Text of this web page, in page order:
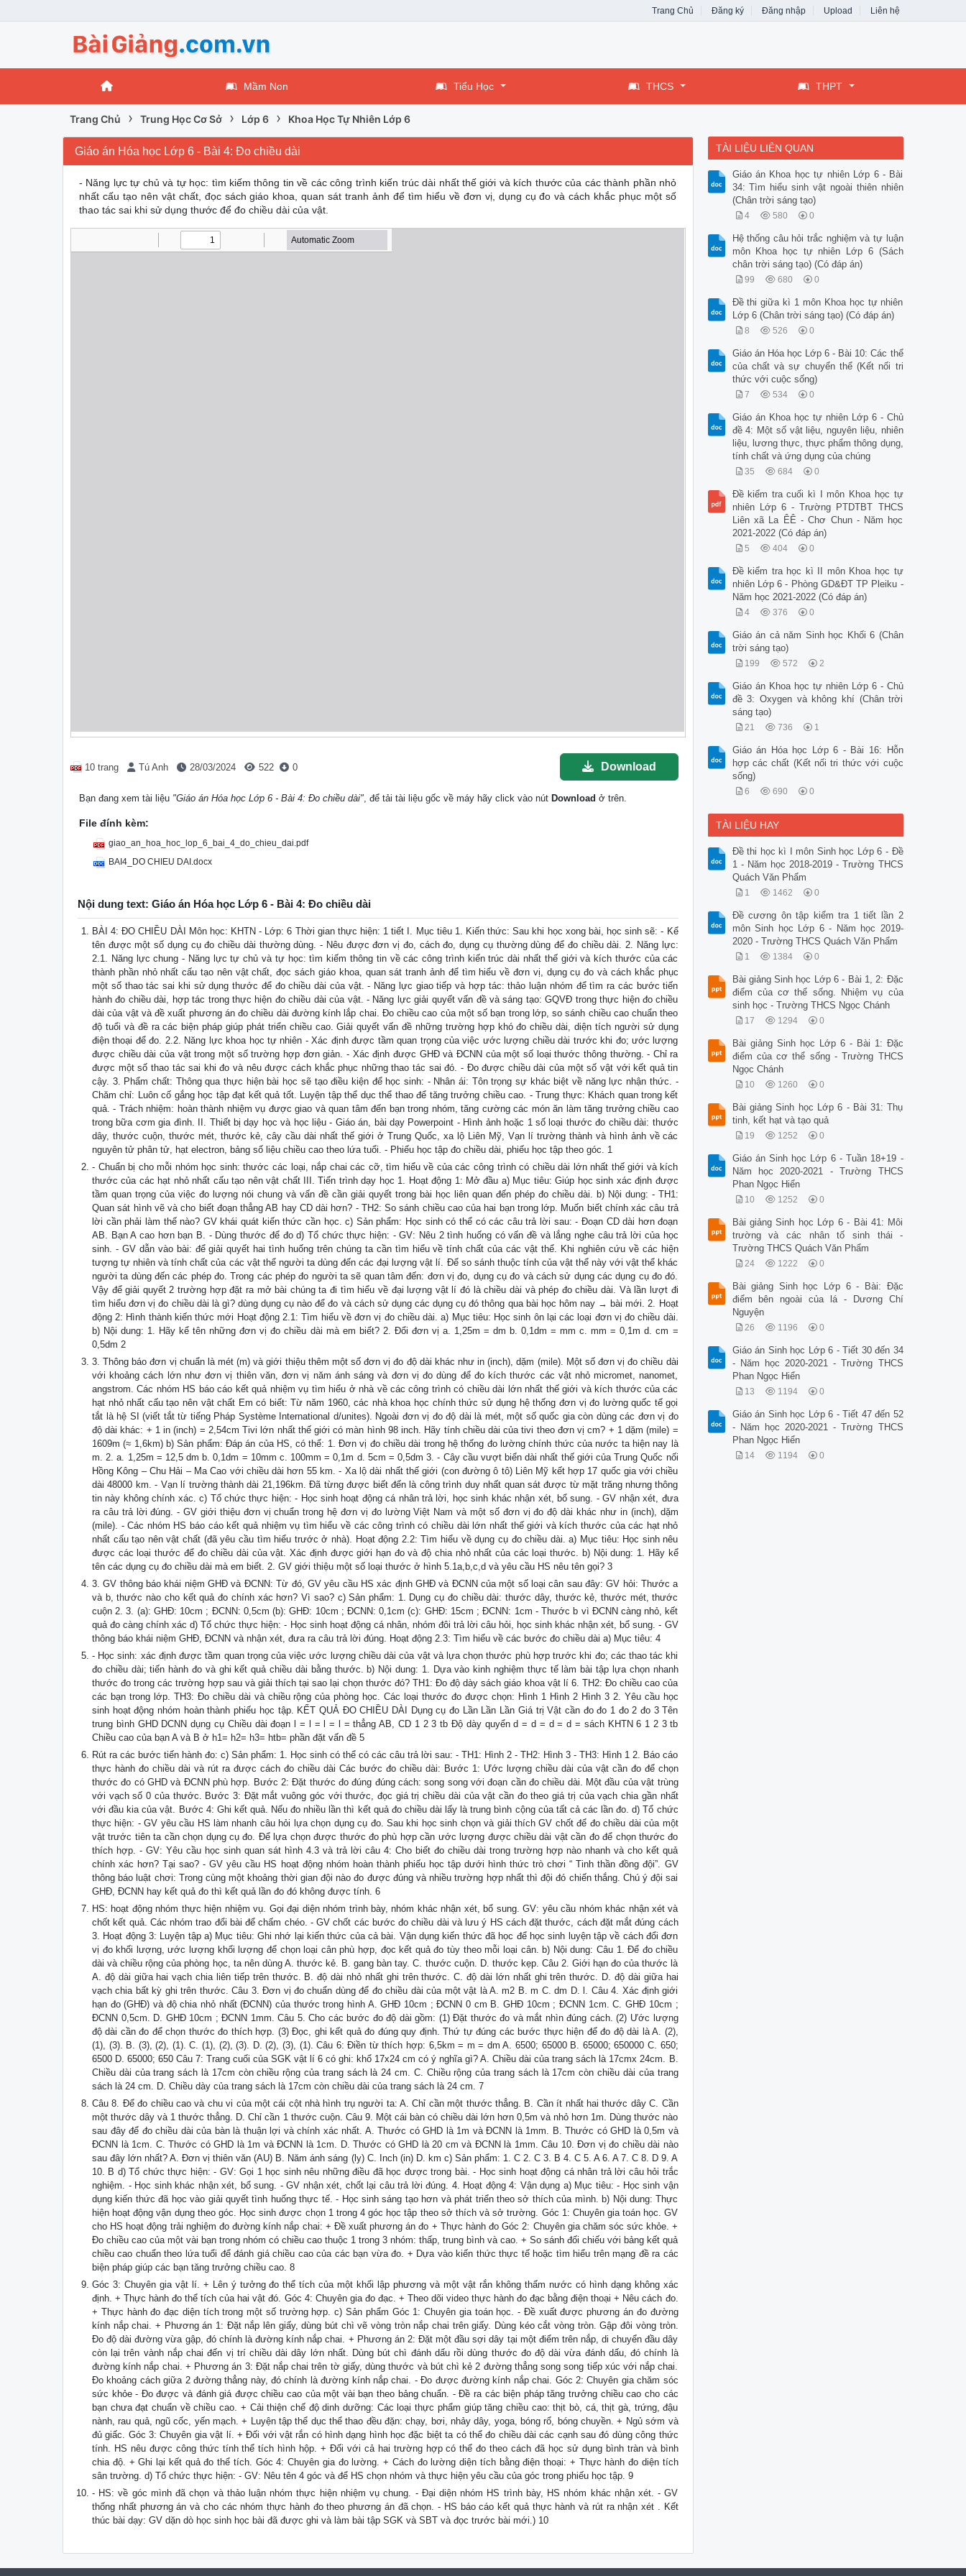
Trang Chủ Đăng ký Đăng nhập Upload Liên hệ
Mầm Non Tiểu Học THCS THPT
Trang Chủ › Trung Học Cơ Sở › Lớp 6 › Khoa Học Tự Nhiên Lớp 6
Giáo án Hóa học Lớp 6 - Bài 4: Đo chiều dài
- Năng lực tự chủ và tự học: tìm kiếm thông tin về các công trình kiến trúc dài nhất thế giới và kích thước của các thành phần nhỏ
nhất cấu tạo nên vật chất, đọc sách giáo khoa, quan sát tranh ảnh để tìm hiểu về đơn vị, dụng cụ đo và cách khắc phục một số
thao tác sai khi sử dụng thước để đo chiều dài của vật.
10 trang Tú Anh 28/03/2024 522 0 Download
Bạn đang xem tài liệu "Giáo án Hóa học Lớp 6 - Bài 4: Đo chiều dài", để tải tài liệu gốc về máy hãy click vào nút Download ở trên.
File đính kèm:
giao_an_hoa_hoc_lop_6_bai_4_do_chieu_dai.pdf
BAI4_DO CHIEU DAI.docx
Nội dung text: Giáo án Hóa học Lớp 6 - Bài 4: Đo chiều dài
BÀI 4: ĐO CHIỀU DÀI Môn học: KHTN - Lớp: 6 Thời gian thực hiện: 1 tiết I. Mục tiêu 1. Kiến thức: Sau khi học xong bài, học sinh sẽ: - Kể
tên được một số dụng cụ đo chiều dài thường dùng. - Nêu được đơn vị đo, cách đo, dụng cụ thường dùng để đo chiều dài. 2. Năng lực:
2.1. Năng lực chung - Năng lực tự chủ và tự học: tìm kiếm thông tin về các công trình kiến trúc dài nhất thế giới và kích thước của các
thành phần nhỏ nhất cấu tạo nên vật chất, đọc sách giáo khoa, quan sát tranh ảnh để tìm hiểu về đơn vị, dụng cụ đo và cách khắc phục
một số thao tác sai khi sử dụng thước để đo chiều dài của vật. - Năng lực giao tiếp và hợp tác: thảo luận nhóm để tìm ra các bước tiến
hành đo chiều dài, hợp tác trong thực hiện đo chiều dài của vật. - Năng lực giải quyết vấn đề và sáng tạo: GQVĐ trong thực hiện đo chiều
dài của vật và đề xuất phương án đo chiều dài đường kính lắp chai. Đo chiều cao của một số bạn trong lớp, so sánh chiều cao chuẩn theo
độ tuổi và đề ra các biện pháp giúp phát triển chiều cao. Giải quyết vấn đề những trường hợp khó đo chiều dài, diện tích người sử dụng
điện thoại để đo. 2.2. Năng lực khoa học tự nhiên - Xác định được tầm quan trọng của việc ước lượng chiều dài trước khi đo; ước lượng
được chiều dài của vật trong một số trường hợp đơn giản. - Xác định được GHĐ và ĐCNN của một số loại thước thông thường. - Chỉ ra
được một số thao tác sai khi đo và nêu được cách khắc phục những thao tác sai đó. - Đo được chiều dài của một số vật với kết quả tin
cậy. 3. Phẩm chất: Thông qua thực hiện bài học sẽ tạo điều kiện để học sinh: - Nhân ái: Tôn trọng sự khác biệt về năng lực nhận thức. -
Chăm chỉ: Luôn cố gắng học tập đạt kết quả tốt. Luyện tập thể dục thể thao để tăng trưởng chiều cao. - Trung thực: Khách quan trong kết
quả. - Trách nhiệm: hoàn thành nhiệm vụ được giao và quan tâm đến bạn trong nhóm, tăng cường các món ăn làm tăng trưởng chiều cao
trong bữa cơm gia đình. II. Thiết bị dạy học và học liệu - Giáo án, bài dạy Powerpoint - Hình ảnh hoặc 1 số loại thước đo chiều dài: thước
dây, thước cuộn, thước mét, thước kẻ, cây cầu dài nhất thế giới ở Trung Quốc, xa lộ Liên Mỹ, Vạn lí trường thành và hình ảnh về các
nguyên tử phân tử, hạt electron, bảng số liệu chiều cao theo lứa tuổi. - Phiếu học tập đo chiều dài, phiếu học tập theo góc. 1
- Chuẩn bị cho mỗi nhóm học sinh: thước các loại, nắp chai các cỡ, tìm hiểu về của các công trình có chiều dài lớn nhất thế giới và kích
thước của các hạt nhỏ nhất cấu tạo nên vật chất III. Tiến trình dạy học 1. Hoạt động 1: Mở đầu a) Mục tiêu: Giúp học sinh xác định được
tầm quan trọng của việc đo lượng nói chung và vấn đề cần giải quyết trong bài học liên quan đến phép đo chiều dài. b) Nội dung: - TH1:
Quan sát hình vẽ và cho biết đoạn thẳng AB hay CD dài hơn? - TH2: So sánh chiều cao của hai bạn trong lớp. Muốn biết chính xác câu trả
lời cần phải làm thế nào? GV khái quát kiến thức cần học. c) Sản phẩm: Học sinh có thể có các câu trả lời sau: - Đoạn CD dài hơn đoạn
AB. Bạn A cao hơn bạn B. - Dùng thước để đo d) Tổ chức thực hiện: - GV: Nêu 2 tình huống có vấn đề và lắng nghe câu trả lời của học
sinh. - GV dẫn vào bài: để giải quyết hai tình huống trên chúng ta cần tìm hiểu về tính chất của các vật thể. Khi nghiên cứu về các hiện
tượng tự nhiên và tính chất của các vật thể người ta dùng đến các đại lượng vật lí. Để so sánh thuộc tính của vật thể này với vật thể khác
người ta dùng đến các phép đo. Trong các phép đo người ta sẽ quan tâm đến: đơn vị đo, dụng cụ đo và cách sử dụng các dụng cụ đo đó.
Vậy để giải quyết 2 trường hợp đặt ra mở bài chúng ta đi tìm hiểu về đại lượng vật lí đó là chiều dài và phép đo chiều dài. Và lần lượt đi
tìm hiểu đơn vị đo chiều dài là gì? dùng dụng cụ nào để đo và cách sử dụng các dụng cụ đó thông qua bài học hôm nay → bài mới. 2. Hoạt
động 2: Hình thành kiến thức mới Hoạt động 2.1: Tìm hiểu về đơn vị đo chiều dài. a) Mục tiêu: Học sinh ôn lại các loại đơn vị đo chiều dài.
b) Nội dung: 1. Hãy kể tên những đơn vị đo chiều dài mà em biết? 2. Đổi đơn vị a. 1,25m = dm b. 0,1dm = mm c. mm = 0,1m d. cm =
0,5dm 2
3. Thông báo đơn vị chuẩn là mét (m) và giới thiệu thêm một số đơn vị đo độ dài khác như in (inch), dặm (mile). Một số đơn vị đo chiều dài
với khoảng cách lớn như đơn vị thiên văn, đơn vị năm ánh sáng và đơn vị đo dùng để đo kích thước các vật nhỏ micromet, nanomet,
angstrom. Các nhóm HS báo cáo kết quả nhiệm vụ tìm hiểu ở nhà về các công trình có chiều dài lớn nhất thế giới và kích thước của các
hạt nhỏ nhất cấu tạo nên vật chất Em có biết: Từ năm 1960, các nhà khoa học chính thức sử dụng hệ thống đơn vị đo lường quốc tế gọi
tắt là hệ SI (viết tắt từ tiếng Pháp Système International d/unites). Ngoài đơn vị đo độ dài là mét, một số quốc gia còn dùng các đơn vị đo
độ dài khác: + 1 in (inch) = 2,54cm Tivi lớn nhất thế giới có màn hình 98 inch. Hãy tính chiều dài của tivi theo đơn vị cm? + 1 dặm (mile) =
1609m (≈ 1,6km) b) Sản phẩm: Đáp án của HS, có thể: 1. Đơn vị đo chiều dài trong hệ thống đo lường chính thức của nước ta hiện nay là
m. 2. a. 1,25m = 12,5 dm b. 0,1dm = 10mm c. 100mm = 0,1m d. 5cm = 0,5dm 3. - Cây cầu vượt biển dài nhất thế giới của Trung Quốc nối
Hồng Kông – Chu Hải – Ma Cao với chiều dài hơn 55 km. - Xa lộ dài nhất thế giới (con đường ô tô) Liên Mỹ kết hợp 17 quốc gia với chiều
dài 48000 km. - Vạn lí trường thành dài 21,196km. Đã từng được biết đến là công trình duy nhất quan sát được từ mặt trăng nhưng thông
tin này không chính xác. c) Tổ chức thực hiện: - Học sinh hoạt động cá nhân trả lời, học sinh khác nhận xét, bổ sung. - GV nhận xét, đưa
ra câu trả lời đúng. - GV giới thiệu đơn vị chuẩn trong hệ đơn vị đo lường Việt Nam và một số đơn vị đo độ dài khác như in (inch), dặm
(mile). - Các nhóm HS báo cáo kết quả nhiệm vụ tìm hiểu về các công trình có chiều dài lớn nhất thế giới và kích thước của các hạt nhỏ
nhất cấu tạo nên vật chất (đã yêu cầu tìm hiểu trước ở nhà). Hoạt động 2.2: Tìm hiểu về dụng cụ đo chiều dài. a) Mục tiêu: Học sinh nêu
được các loại thước để đo chiều dài của vật. Xác định được giới hạn đo và độ chia nhỏ nhất của các loại thước. b) Nội dung: 1. Hãy kể
tên các dụng cụ đo chiều dài mà em biết. 2. GV giới thiệu một số loại thước ở hình 5.1a,b,c,d và yêu cầu HS nêu tên gọi? 3
3. GV thông báo khái niệm GHĐ và ĐCNN: Từ đó, GV yêu cầu HS xác định GHĐ và ĐCNN của một số loại cân sau đây: GV hỏi: Thước a
và b, thước nào cho kết quả đo chính xác hơn? Vì sao? c) Sản phẩm: 1. Dụng cụ đo chiều dài: thước dây, thước kẻ, thước mét, thước
cuộn 2. 3. (a): GHĐ: 10cm ; ĐCNN: 0,5cm (b): GHĐ: 10cm ; ĐCNN: 0,1cm (c): GHĐ: 15cm ; ĐCNN: 1cm - Thước b vì ĐCNN càng nhỏ, kết
quả đo càng chính xác d) Tổ chức thực hiện: - Học sinh hoạt động cá nhân, nhóm đôi trả lời câu hỏi, học sinh khác nhận xét, bổ sung. - GV
thông báo khái niệm GHĐ, ĐCNN và nhận xét, đưa ra câu trả lời đúng. Hoạt động 2.3: Tìm hiểu về các bước đo chiều dài a) Mục tiêu: 4
- Học sinh: xác định được tầm quan trọng của việc ước lượng chiều dài của vật và lựa chọn thước phù hợp trước khi đo; các thao tác khi
đo chiều dài; tiến hành đo và ghi kết quả chiều dài bằng thước. b) Nội dung: 1. Dựa vào kinh nghiệm thực tế làm bài tập lựa chọn nhanh
thước đo trong các trường hợp sau và giải thích tại sao lại chọn thước đó? TH1: Đo độ dày sách giáo khoa vật lí 6. TH2: Đo chiều cao của
các bạn trong lớp. TH3: Đo chiều dài và chiều rộng của phòng học. Các loại thước đo được chọn: Hình 1 Hình 2 Hình 3 2. Yêu cầu học
sinh hoạt động nhóm hoàn thành phiếu học tập. KẾT QUẢ ĐO CHIỀU DÀI Dụng cụ đo Lần Lần Lần Giá trị Vật cần đo đo 1 đo 2 đo 3 Tên
trung bình GHD DCNN dụng cụ Chiều dài đoạn l = l = l = l = thẳng AB, CD 1 2 3 tb Độ dày quyển d = d = d = d = sách KHTN 6 1 2 3 tb
Chiều cao của bạn A và B ở h1= h2= h3= htb= phần đặt vấn đề 5
Rút ra các bước tiến hành đo: c) Sản phẩm: 1. Học sinh có thể có các câu trả lời sau: - TH1: Hình 2 - TH2: Hình 3 - TH3: Hình 1 2. Báo cáo
thực hành đo chiều dài và rút ra được cách đo chiều dài Các bước đo chiều dài: Bước 1: Ước lượng chiều dài của vật cần đo để chọn
thước đo có GHD và ĐCNN phù hợp. Bước 2: Đặt thước đo đúng đúng cách: song song với đoạn cần đo chiều dài. Một đầu của vật trùng
với vạch số 0 của thước. Bước 3: Đặt mắt vuông góc với thước, đọc giá trị chiều dài của vật cần đo theo giá trị của vạch chia gần nhất
với đầu kia của vật. Bước 4: Ghi kết quả. Nếu đo nhiều lần thì kết quả đo chiều dài lấy là trung bình cộng của tất cả các lần đo. d) Tổ chức
thực hiện: - GV yêu cầu HS làm nhanh câu hỏi lựa chọn dụng cụ đo. Sau khi học sinh chọn và giải thích GV chốt để đo chiều dài của một
vật trước tiên ta cần chọn dụng cụ đo. Để lựa chọn được thước đo phù hợp cần ước lượng được chiều dài vật cần đo để chọn thước đo
thích hợp. - GV: Yêu cầu học sinh quan sát hình 4.3 và trả lời câu 4: Cho biết đo chiều dài trong trường hợp nào nhanh và cho kết quả
chính xác hơn? Tại sao? - GV yêu cầu HS hoạt động nhóm hoàn thành phiếu học tập dưới hình thức trò chơi “ Tinh thần đồng đội”. GV
thông báo luật chơi: Trong cùng một khoảng thời gian đội nào đo được đúng và nhiều trường hợp nhất thì đội đó chiến thắng. Chú ý đội sai
GHĐ, ĐCNN hay kết quả đo thì kết quả lần đo đó không được tính. 6
HS: hoạt động nhóm thực hiện nhiệm vụ. Gọi đại diện nhóm trình bày, nhóm khác nhận xét, bổ sung. GV: yêu cầu nhóm khác nhận xét và
chốt kết quả. Các nhóm trao đổi bài để chấm chéo. - GV chốt các bước đo chiều dài và lưu ý HS cách đặt thước, cách đặt mắt đúng cách
3. Hoạt động 3: Luyện tập a) Mục tiêu: Ghi nhớ lại kiến thức của cả bài. Vận dụng kiến thức đã học để học sinh luyện tập về cách đổi đơn
vị đo khối lượng, ước lượng khối lượng để chọn loại cân phù hợp, đọc kết quả đo tùy theo mỗi loại cân. b) Nội dung: Câu 1. Để đo chiều
dài và chiều rộng của phòng học, ta nên dùng A. thước kẻ. B. gang bàn tay. C. thước cuộn. D. thước kẹp. Câu 2. Giới hạn đo của thước là
A. độ dài giữa hai vạch chia liên tiếp trên thước. B. độ dài nhỏ nhất ghi trên thước. C. độ dài lớn nhất ghi trên thước. D. độ dài giữa hai
vạch chia bất kỳ ghi trên thước. Câu 3. Đơn vị đo chuẩn dùng để đo chiều dài của một vật là A. m2 B. m C. dm D. l. Câu 4. Xác định giới
hạn đo (GHĐ) và độ chia nhỏ nhất (ĐCNN) của thước trong hình A. GHĐ 10cm ; ĐCNN 0 cm B. GHĐ 10cm ; ĐCNN 1cm. C. GHĐ 10cm ;
ĐCNN 0,5cm. D. GHĐ 10cm ; ĐCNN 1mm. Câu 5. Cho các bước đo độ dài gồm: (1) Đặt thước đo và mắt nhìn đúng cách. (2) Ước lượng
độ dài cần đo để chọn thước đo thích hợp. (3) Đọc, ghi kết quả đo đúng quy định. Thứ tự đúng các bước thực hiện để đo độ dài là A. (2),
(1), (3). B. (3), (2), (1). C. (1), (2), (3). D. (2), (3), (1). Câu 6: Điền từ thích hợp: 6,5km = m = dm A. 6500; 65000 B. 65000; 650000 C. 650;
6500 D. 65000; 650 Câu 7: Trang cuối của SGK vật lí 6 có ghi: khổ 17x24 cm có ý nghĩa gì? A. Chiều dài của trang sách là 17cmx 24cm. B.
Chiều dài của trang sách là 17cm còn chiều rộng của trang sách là 24 cm. C. Chiều rộng của trang sách là 17cm còn chiều dài của trang
sách là 24 cm. D. Chiều dày của trang sách là 17cm còn chiều dài của trang sách là 24 cm. 7
Câu 8. Để đo chiều cao và chu vi của một cái cột nhà hình trụ người ta: A. Chỉ cần một thước thẳng. B. Cần ít nhất hai thước dây C. Cần
một thước dây và 1 thước thẳng. D. Chỉ cần 1 thước cuộn. Câu 9. Một cái bàn có chiều dài lớn hơn 0,5m và nhỏ hơn 1m. Dùng thước nào
sau đây để đo chiều dài của bàn là thuận lợi và chính xác nhất. A. Thước có GHD là 1m và ĐCNN là 1mm. B. Thước có GHD là 0,5m và
ĐCNN là 1cm. C. Thước có GHD là 1m và ĐCNN là 1cm. D. Thước có GHD là 20 cm và ĐCNN là 1mm. Câu 10. Đơn vị đo chiều dài nào
sau đây lớn nhất? A. Đơn vị thiên văn (AU) B. Năm ánh sáng (ly) C. Inch (in) D. km c) Sản phẩm: 1. C 2. C 3. B 4. C 5. A 6. A 7. C 8. D 9. A
10. B d) Tổ chức thực hiện: - GV: Gọi 1 học sinh nêu những điều đã học được trong bài. - Học sinh hoạt động cá nhân trả lời câu hỏi trắc
nghiệm. - Học sinh khác nhận xét, bổ sung. - GV nhận xét, chốt lại câu trả lời đúng. 4. Hoạt động 4: Vận dụng a) Mục tiêu: - Học sinh vận
dụng kiến thức đã học vào giải quyết tình huống thực tế. - Học sinh sáng tạo hơn và phát triển theo sở thích của mình. b) Nội dung: Thực
hiện hoạt động vận dụng theo góc. Học sinh được chọn 1 trong 4 góc học tập theo sở thích và sở trường. Góc 1: Chuyên gia toán học. GV
cho HS hoạt động trải nghiệm đo đường kính nắp chai: + Đề xuất phương án đo + Thực hành đo Góc 2: Chuyên gia chăm sóc sức khỏe. +
Đo chiều cao của một vài bạn trong nhóm có chiều cao thuộc 1 trong 3 nhóm: thấp, trung bình và cao. + So sánh đối chiếu với bảng kết quả
chiều cao chuẩn theo lứa tuổi để đánh giá chiều cao của các bạn vừa đo. + Dựa vào kiến thức thực tế hoặc tìm hiểu trên mạng đề ra các
biện pháp giúp các bạn tăng trưởng chiều cao. 8
Góc 3: Chuyên gia vật lí. + Lên ý tưởng đo thể tích của một khối lập phương và một vật rắn không thấm nước có hình dạng không xác
định. + Thực hành đo thể tích của hai vật đó. Góc 4: Chuyên gia đo đạc. + Theo dõi video thực hành đo đạc bằng điện thoại + Nêu cách đo.
+ Thực hành đo đạc diện tích trong một số trường hợp. c) Sản phẩm Góc 1: Chuyên gia toán học. - Đề xuất được phương án đo đường
kính nắp chai. + Phương án 1: Đặt nắp lên giấy, dùng bút chì vẽ vòng tròn nắp chai trên giấy. Dùng kéo cắt vòng tròn. Gập đôi vòng tròn.
Đo độ dài đường vừa gập, đó chính là đường kính nắp chai. + Phương án 2: Đặt một đầu sợi dây tại một điểm trên nắp, di chuyển đầu dây
còn lại trên vành nắp chai đến vị trí chiều dài dây lớn nhất. Dùng bút chì đánh dấu rồi dùng thước đo độ dài vừa đánh dấu, đó chính là
đường kính nắp chai. + Phương án 3: Đặt nắp chai trên tờ giấy, dùng thước và bút chì kẻ 2 đường thẳng song song tiếp xúc với nắp chai.
Đo khoảng cách giữa 2 đường thẳng này, đó chính là đường kính nắp chai. - Đo được đường kính nắp chai. Góc 2: Chuyên gia chăm sóc
sức khỏe - Đo được và đánh giá được chiều cao của một vài bạn theo bảng chuẩn. - Đề ra các biện pháp tăng trưởng chiều cao cho các
bạn chưa đạt chuẩn về chiều cao. + Cải thiện chế độ dinh dưỡng: Các loại thực phẩm giúp tăng chiều cao: thịt bò, cá, thịt gà, trứng, đậu
nành, rau quả, ngũ cốc, yến mạch. + Luyện tập thể dục thể thao đều đặn: chạy, bơi, nhảy dây, yoga, bóng rổ, bóng chuyền. + Ngủ sớm và
đủ giấc. Góc 3: Chuyên gia vật lí. + Đối với vật rắn có hình dạng hình học đặc biệt ta có thể đo chiều dài các cạnh sau đó dùng công thức
tính. HS nêu được công thức tính thể tích hình hộp. + Đối với cả hai trường hợp có thể đo theo cách đã học sử dụng bình tràn và bình
chia độ. + Ghi lại kết quả đo thể tích. Góc 4: Chuyên gia đo lường. + Cách đo lường diện tích bằng điện thoại: + Thực hành đo diện tích
sân trường. d) Tổ chức thực hiện: - GV: Nêu tên 4 góc và để HS chọn nhóm và thực hiện yêu cầu của góc trong phiếu học tập. 9
- HS: về góc mình đã chọn và thảo luận nhóm thực hiện nhiệm vụ chung. - Đại diện nhóm HS trình bày, HS nhóm khác nhận xét. - GV
thống nhất phương án và cho các nhóm thực hành đo theo phương án đã chọn. - HS báo cáo kết quả thực hành và rút ra nhận xét . Kết
thúc bài dạy: GV dặn dò học sinh học bài đã được ghi và làm bài tập SGK và SBT và đọc trước bài mới.) 10
TÀI LIỆU LIÊN QUAN
Giáo án Khoa học tự nhiên Lớp 6 - Bài
34: Tìm hiểu sinh vật ngoài thiên nhiên
(Chân trời sáng tạo)
4 580 0
Hệ thống câu hỏi trắc nghiệm và tự luận
môn Khoa học tự nhiên Lớp 6 (Sách
chân trời sáng tạo) (Có đáp án)
99 680 0
Đề thi giữa kì 1 môn Khoa học tự nhiên
Lớp 6 (Chân trời sáng tạo) (Có đáp án)
8 526 0
Giáo án Hóa học Lớp 6 - Bài 10: Các thể
của chất và sự chuyển thể (Kết nối tri
thức với cuộc sống)
7 534 0
Giáo án Khoa học tự nhiên Lớp 6 - Chủ
đề 4: Một số vật liệu, nguyên liệu, nhiên
liệu, lương thực, thực phẩm thông dụng,
tính chất và ứng dụng của chúng
35 684 0
Đề kiểm tra cuối kì I môn Khoa học tự
nhiên Lớp 6 - Trường PTDTBT THCS
Liên xã La ÊÊ - Chơ Chun - Năm học
2021-2022 (Có đáp án)
5 404 0
Đề kiểm tra học kì II môn Khoa học tự
nhiên Lớp 6 - Phòng GD&ĐT TP Pleiku -
Năm học 2021-2022 (Có đáp án)
4 376 0
Giáo án cả năm Sinh học Khối 6 (Chân
trời sáng tạo)
199 572 2
Giáo án Khoa học tự nhiên Lớp 6 - Chủ
đề 3: Oxygen và không khí (Chân trời
sáng tạo)
21 736 1
Giáo án Hóa học Lớp 6 - Bài 16: Hỗn
hợp các chất (Kết nối tri thức với cuộc
sống)
6 690 0
TÀI LIỆU HAY
Đề thi học kì I môn Sinh học Lớp 6 - Đề
1 - Năm học 2018-2019 - Trường THCS
Quách Văn Phẩm
1 1462 0
Đề cương ôn tập kiểm tra 1 tiết lần 2
môn Sinh học Lớp 6 - Năm học 2019-
2020 - Trường THCS Quách Văn Phẩm
1 1384 0
Bài giảng Sinh học Lớp 6 - Bài 1, 2: Đặc
điểm của cơ thể sống. Nhiệm vụ của
sinh học - Trường THCS Ngọc Chánh
17 1294 0
Bài giảng Sinh học Lớp 6 - Bài 1: Đặc
điểm của cơ thể sống - Trường THCS
Ngọc Chánh
10 1260 0
Bài giảng Sinh học Lớp 6 - Bài 31: Thụ
tinh, kết hạt và tạo quả
19 1252 0
Giáo án Sinh học Lớp 6 - Tuần 18+19 -
Năm học 2020-2021 - Trường THCS
Phan Ngọc Hiển
10 1252 0
Bài giảng Sinh học Lớp 6 - Bài 41: Môi
trường và các nhân tố sinh thái -
Trường THCS Quách Văn Phẩm
24 1222 0
Bài giảng Sinh học Lớp 6 - Bài: Đặc
điểm bên ngoài của lá - Dương Chí
Nguyện
26 1196 0
Giáo án Sinh học Lớp 6 - Tiết 30 đến 34
- Năm học 2020-2021 - Trường THCS
Phan Ngọc Hiển
13 1194 0
Giáo án Sinh học Lớp 6 - Tiết 47 đến 52
- Năm học 2020-2021 - Trường THCS
Phan Ngọc Hiển
14 1194 0